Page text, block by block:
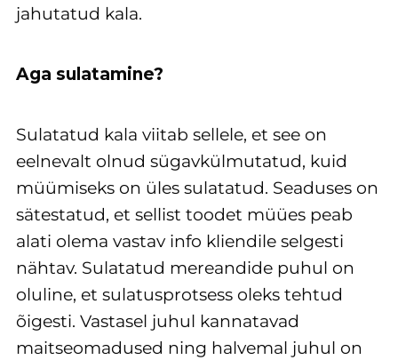
jahutatud kala.
Aga sulatamine?
Sulatatud kala viitab sellele, et see on
eelnevalt olnud sügavkülmutatud, kuid
müümiseks on üles sulatatud. Seaduses on
sätestatud, et sellist toodet müües peab
alati olema vastav info kliendile selgesti
nähtav. Sulatatud mereandide puhul on
oluline, et sulatusprotsess oleks tehtud
õigesti. Vastasel juhul kannatavad
maitseomadused ning halvemal juhul on